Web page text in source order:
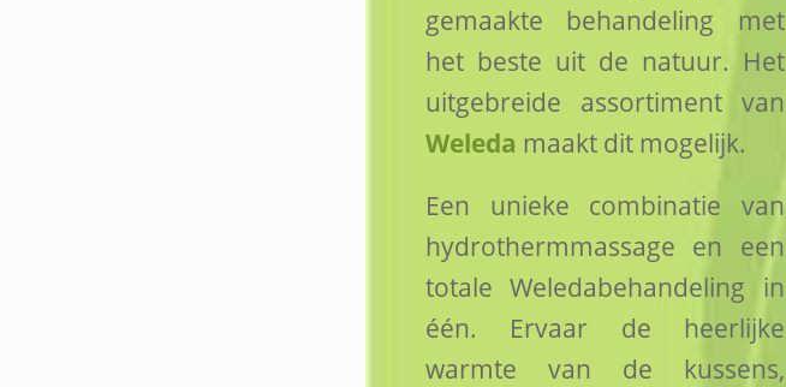
gemaakte behandeling met
het beste uit de natuur. Het
uitgebreide assortiment van
Weleda maakt dit mogelijk.
Een unieke combinatie van
hydrothermmassage en een
totale Weledabehandeling in
één. Ervaar de heerlijke
warmte van de kussens,